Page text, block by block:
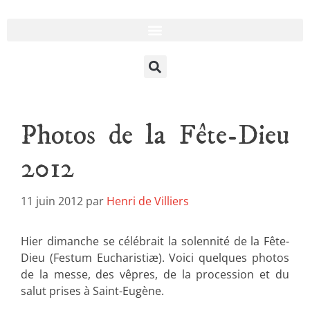
Photos de la Fête-Dieu
2012
11 juin 2012 par Henri de Villiers
Hier dimanche se célébrait la solennité de la Fête-
Dieu (Festum Eucharistiæ). Voici quelques photos
de la messe, des vêpres, de la procession et du
salut prises à Saint-Eugène.